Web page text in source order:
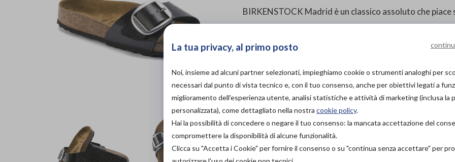
BIRKENSTOCK Madrid è un classico assoluto che
Questa versione combina nello stesso modello due
Si presenta con un delicato rivestimento dalla
La tomaia è realizzata in materiale sintetico Birko-
Codice 1015315 calzata stretta
PROVA E ACQUISTA IN
NEGOZIO
NON DISPONIBILE
La tua privacy, al primo posto
Noi, insieme ad alcuni partner selezionati, impieghiamo cookie o strumenti analoghi per
necessari dal punto di vista tecnico e, con il tuo consenso, anche per obiettivi legati a
miglioramento dell'esperienza utente, analisi statistiche e attività di marketing (inclusa la
personalizzata), come dettagliato nella nostra cookie policy.
Hai la possibilità di concedere o negare il tuo consenso: la mancata accettazione del
compromettere la disponibilità di alcune funzionalità.
Clicca su "Accetta i Cookie" per fornire il consenso o su "continua senza accettare" per